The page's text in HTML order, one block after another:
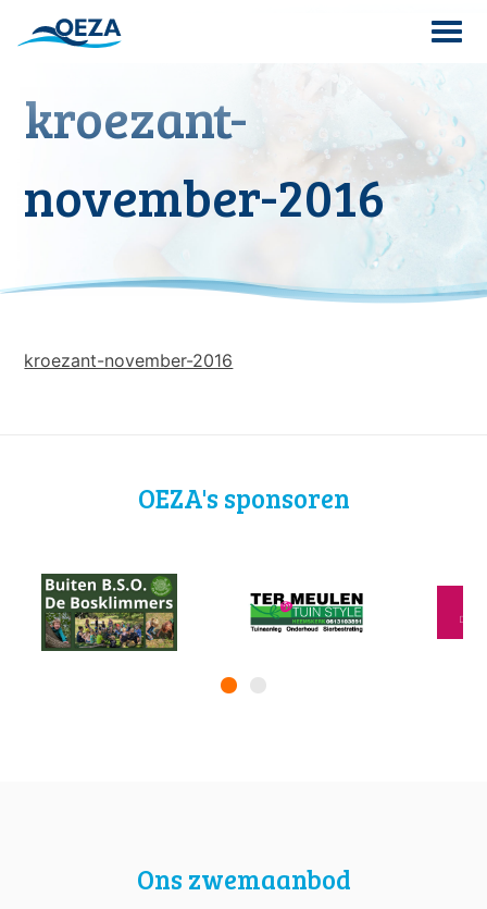
Search
kroezant-
november-2016
kroezant-november-2016
OEZA's sponsoren
Ons zwemaanbod